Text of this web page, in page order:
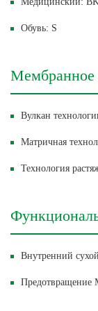
Обувь: S
Мембранное
Вулкан
Матричная
Технология
Внутренний сухой
Предотвращение